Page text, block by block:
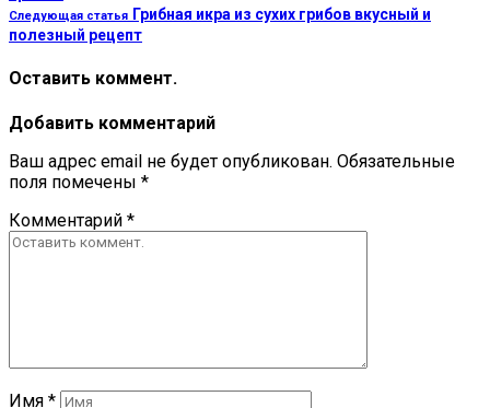
Следующая статья Грибная икра из сухих грибов вкусный и
полезный рецепт
Оставить коммент.
Добавить комментарий
Ваш адрес email не будет опубликован. Обязательные
поля помечены *
Комментарий *
Имя *